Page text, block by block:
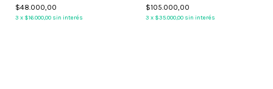
$48.000,00
3 x $16.000,00 sin interés
$105.000,00
3 x $35.000,00 sin interés